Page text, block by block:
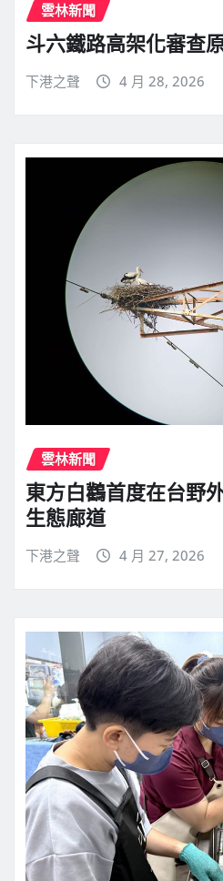
雲林新聞
斗六鐵路高架化審查
下港之聲 4 月 28, 2026
雲林新聞
東方白鸛首度在台野
生態廊道
下港之聲 4 月 27, 2026